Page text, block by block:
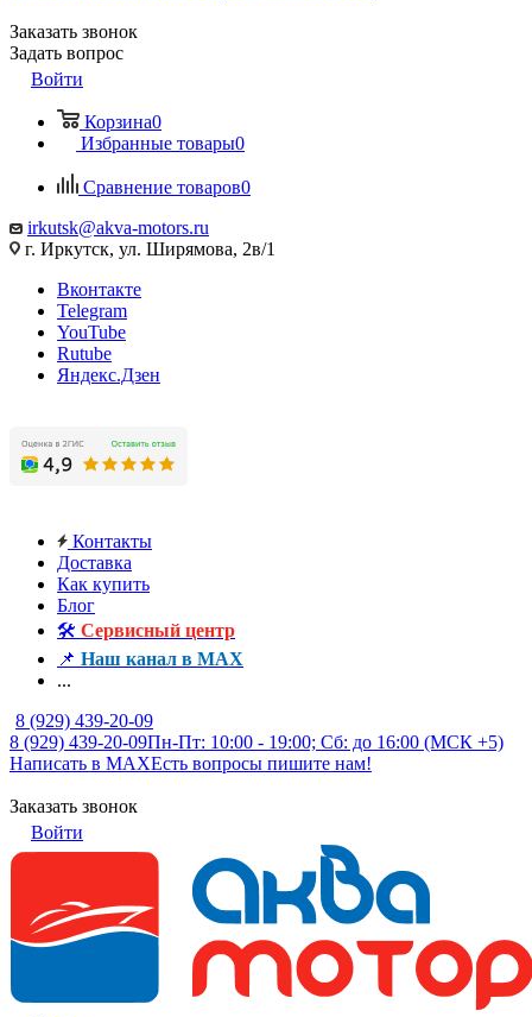
Заказать звонок
Задать вопрос
Войти
Корзина0
Избранные товары0
Сравнение товаров0
irkutsk@akva-motors.ru
г. Иркутск, ул. Ширямова, 2в/1
Вконтакте
Telegram
YouTube
Rutube
Яндекс.Дзен
Контакты
Доставка
Как купить
Блог
🛠️ Сервисный центр
📌 Наш канал в MAX
...
8 (929) 439-20-09
8 (929) 439-20-09Пн-Пт: 10:00 - 19:00; Сб: до 16:00 (МСК +5)
Написать в MAXЕсть вопросы пишите нам!
Заказать звонок
Войти